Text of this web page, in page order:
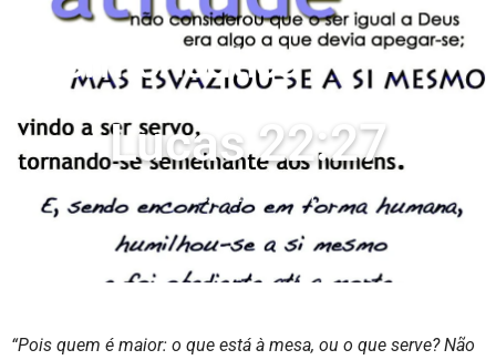
Lucas 22:27
Início Lucas 22:27
“Pois quem é maior: o que está à mesa, ou o que serve? Não